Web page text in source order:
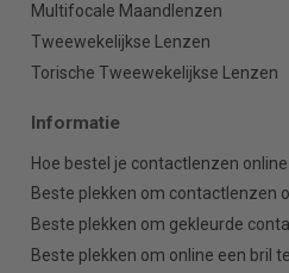
Multifocale Maandlenzen
Tweewekelijkse Lenzen
Torische Tweewekelijkse Lenzen
Informatie
Hoe bestel je contactlenzen online
Beste plekken om contactlenzen
Beste plekken om gekleurde
Beste plekken om online een bril